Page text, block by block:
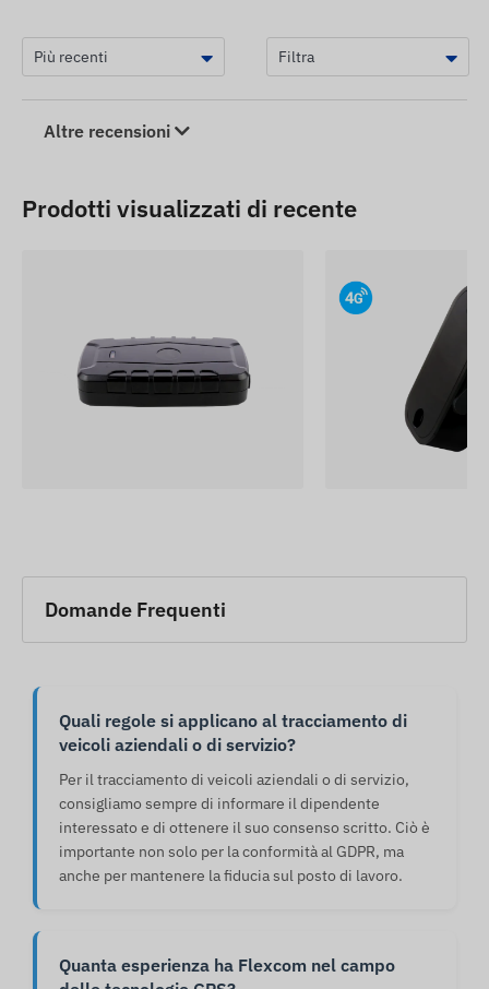
Altre recensioni
Prodotti visualizzati di recente
Domande Frequenti
Quali regole si applicano al tracciamento di
veicoli aziendali o di servizio?
Per il tracciamento di veicoli aziendali o di servizio,
consigliamo sempre di informare il dipendente
interessato e di ottenere il suo consenso scritto. Ciò è
importante non solo per la conformità al GDPR, ma
anche per mantenere la fiducia sul posto di lavoro.
Quanta esperienza ha Flexcom nel campo